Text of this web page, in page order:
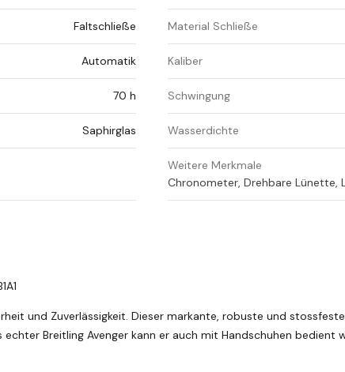
Faltschließe Material Schließe
Automatik Kaliber
70 h Schwingung
Saphirglas Wasserdichte
Weitere Merkmale
Chronometer, Drehbare Lünette,
und Zuverlässigkeit. Dieser markante, robuste und stossfeste
Breitling Avenger kann er auch mit Handschuhen bedient